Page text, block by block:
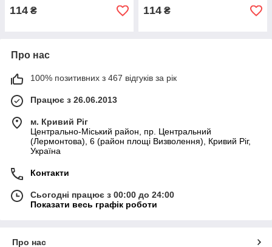
114 ₴ 114 ₴
Про нас
100% позитивних з 467 відгуків за рік
Працює з 26.06.2013
м. Кривий Ріг
Центрально-Міський район, пр. Центральний
(Лермонтова), 6 (район площі Визволення), Кривий Ріг,
Україна
Контакти
Сьогодні працює з 00:00 до 24:00
Показати весь графік роботи
Про нас